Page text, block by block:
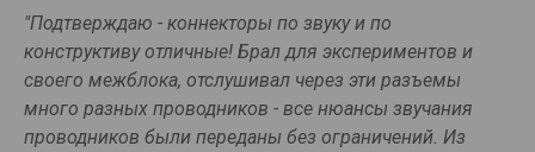
"Подтверждаю - коннекторы по звуку и по
конструктиву отличные! Брал для экспериментов и
своего межблока, отслушивал через эти разъемы
много разных проводников - все нюансы звучания
проводников были переданы без ограничений. Из